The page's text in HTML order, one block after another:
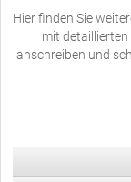
Hier finden Sie
mit
anschreiben und